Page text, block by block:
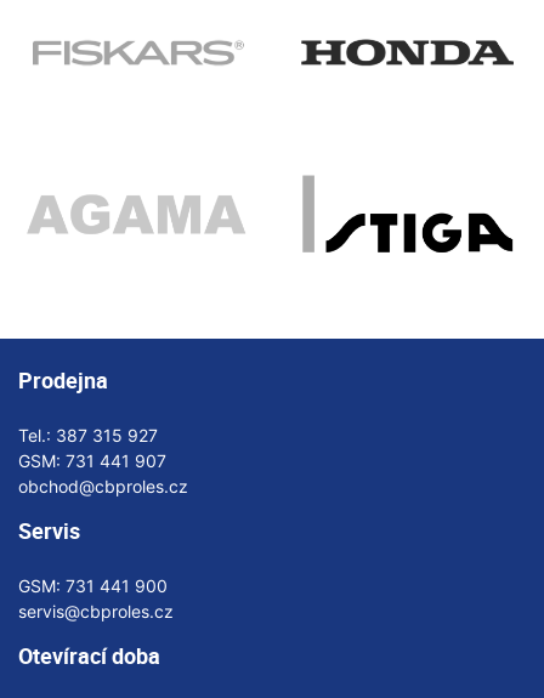
Prodejna
Tel.: 387 315 927
GSM: 731 441 907
obchod@cbproles.cz
Servis
GSM: 731 441 900
servis@cbproles.cz
Otevírací doba